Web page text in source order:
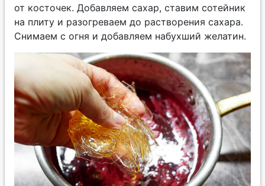
от косточек. Добавляем сахар, ставим сотейник
на плиту и разогреваем до растворения сахара.
Снимаем с огня и добавляем набухший желатин.